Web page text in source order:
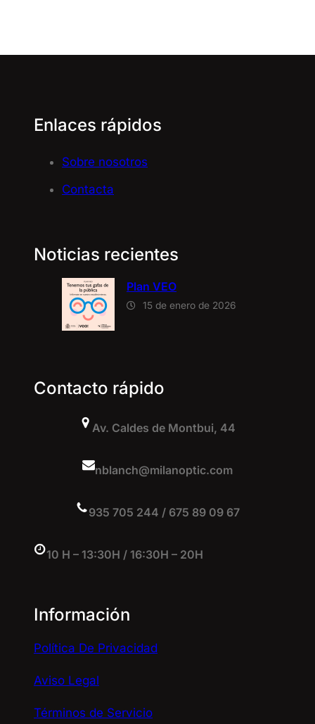
Enlaces rápidos
Sobre nosotros
Contacta
Noticias recientes
Plan VEO
15 de enero de 2026
Contacto rápido
Av. Caldes de Montbui, 44
nblanch@milanoptic.com
935 705 244 / 675 89 09 67
10 H – 13:30H / 16:30H – 20H
Información
Política De Privacidad
Aviso Legal
Términos de Servicio